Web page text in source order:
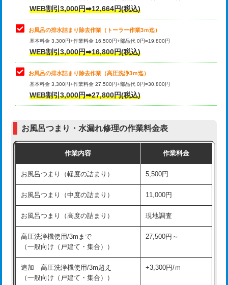
トイレ便器脱着
タンクレストイレ脱着 33,000円
小便器トイレ脱着
その他部品の脱着 8,800円～
交換・取付（タンク）
交換・取付（普通便座） 11,000円+材料費
交換・取付（温水洗浄便座） 16,500円+材料費
交換・取付(単水栓（壁付・デッキ
式）)
13,200円+材料費
交換・取付(混合水栓（壁付・デッキ
式・ワンホール）)
16,500円+材料費
交換・取付(排水栓・排水トラップ
（P/S/ポップアップ））
22,000円+材料費
交換・取付（その他部品） 11,000円+材料費
WEB割引3,000円➡12,664円(税込)
お風呂の排水詰まり除去作業（トーラー作業3ｍ迄）
基本料金 3,300円+作業料金 16,500円+部品代 0円=19,800円
WEB割引3,000円➡16,800円(税込)
お風呂の排水詰まり除去作業（高圧洗浄3ｍ迄）
基本料金 3,300円+作業料金 27,500円+部品代 0円=30,800円
WEB割引3,000円➡27,800円(税込)
お風呂つまり・水漏れ修理の作業料金表
作業内容 作業料金
お風呂つまり（軽度の詰まり） 5,500円
お風呂つまり（中度の詰まり） 11,000円
お風呂つまり（高度の詰まり） 現地調査
高圧洗浄機使用/3mまで
（一般向け（戸建て・集合））
27,500円～
追加 高圧洗浄機使用/3m超え
（一般向け（戸建て・集合））
+3,300円/ｍ